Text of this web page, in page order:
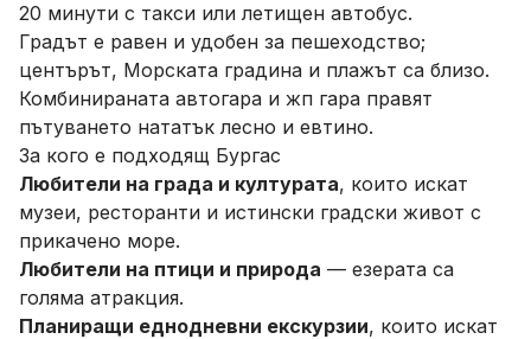
20 минути с такси или летищен автобус.
Градът е равен и удобен за пешеходство;
центърът, Морската градина и плажът са близо.
Комбинираната автогара и жп гара правят
пътуването нататък лесно и евтино.
За кого е подходящ Бургас
Любители на града и културата, които искат
музеи, ресторанти и истински градски живот с
прикачено море.
Любители на птици и природа — езерата са
голяма атракция.
Планиращи еднодневни екскурзии, които искат